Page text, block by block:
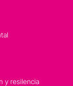
y resilencia